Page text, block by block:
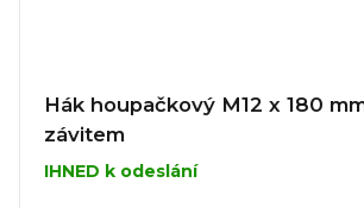
Hák houpačkový M12 x 180
závitem
IHNED k odeslání